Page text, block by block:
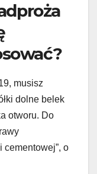
musisz
dolne belek
otworu. Do
cementowej”, o